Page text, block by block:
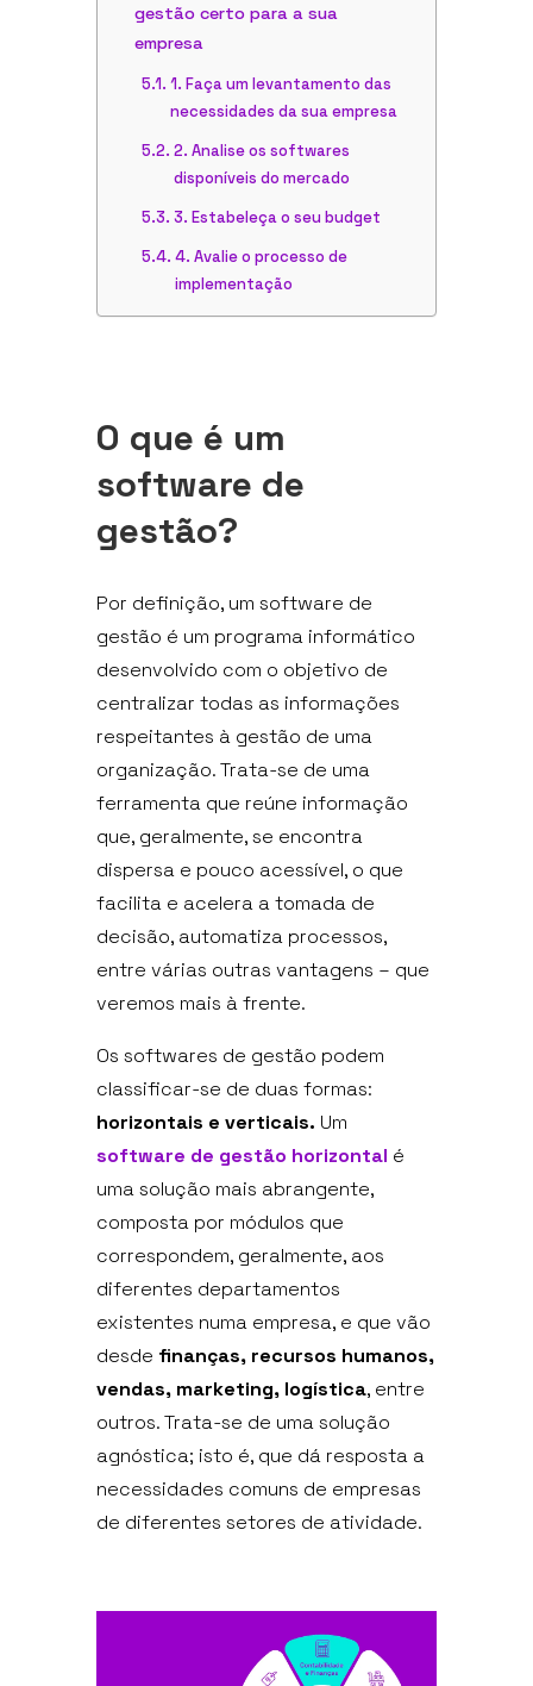
gestão certo para a sua
empresa
1. Faça um levantamento das
necessidades da sua empresa
2. Analise os softwares
disponíveis do mercado
3. Estabeleça o seu budget
4. Avalie o processo de
implementação
O que é um
software de
gestão?
Por definição, um software de
gestão é um programa informático
desenvolvido com o objetivo de
centralizar todas as informações
respeitantes à gestão de uma
organização. Trata-se de uma
ferramenta que reúne informação
que, geralmente, se encontra
dispersa e pouco acessível, o que
facilita e acelera a tomada de
decisão, automatiza processos,
entre várias outras vantagens – que
veremos mais à frente.
Os softwares de gestão podem
classificar-se de duas formas:
horizontais e verticais. Um
software de gestão horizontal é
uma solução mais abrangente,
composta por módulos que
correspondem, geralmente, aos
diferentes departamentos
existentes numa empresa, e que vão
desde finanças, recursos humanos,
vendas, marketing, logística, entre
outros. Trata-se de uma solução
agnóstica; isto é, que dá resposta a
necessidades comuns de empresas
de diferentes setores de atividade.